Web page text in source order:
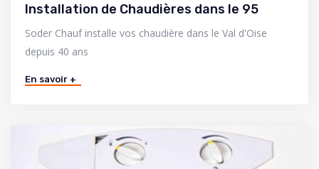
Installation de Chaudières dans le 95
Soder Chauf installe vos chaudière dans le Val d'Oise
depuis 40 ans
En savoir +